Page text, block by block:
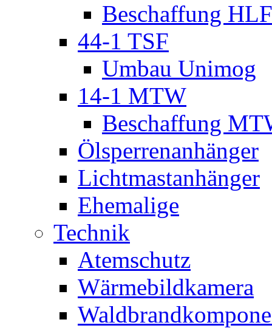
Beschaffung HLF
44-1 TSF
Umbau Unimog
14-1 MTW
Beschaffung
Ölsperrenanhänger
Lichtmastanhänger
Ehemalige
Technik
Atemschutz
Wärmebildkamera